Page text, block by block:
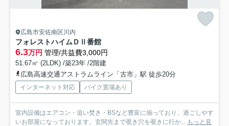
広島市安佐南区川内
フォレストハイムＤⅡ番館
6.3万円 管理/共益費3,000円
51.67㎡ (2LDK) /築23年 /2階建
広島高速交通アストラムライン「古市」駅 徒歩20分
インターネット対応 バイク置場あり
室内設備はエアコン・追い焚き・BSなど豊富に揃っており、過ごしやす
いお部屋になっております。玄関先まで覗き穴を覗きに行か... もっと見